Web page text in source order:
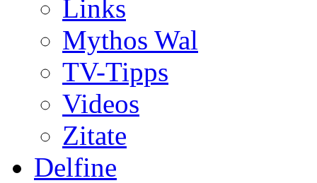
Links
Mythos Wal
TV-Tipps
Videos
Zitate
Delfine